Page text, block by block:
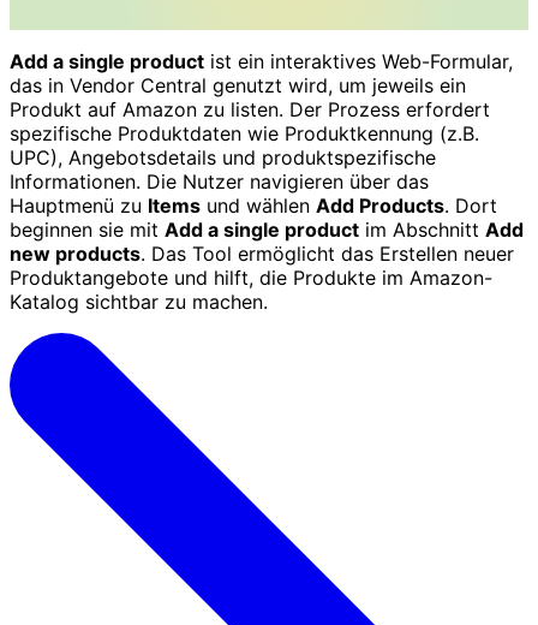
Add a single product ist ein interaktives Web-Formular,
das in Vendor Central genutzt wird, um jeweils ein
Produkt auf Amazon zu listen. Der Prozess erfordert
spezifische Produktdaten wie Produktkennung (z.B.
UPC), Angebotsdetails und produktspezifische
Informationen. Die Nutzer navigieren über das
Hauptmenü zu Items und wählen Add Products. Dort
beginnen sie mit Add a single product im Abschnitt Add
new products. Das Tool ermöglicht das Erstellen neuer
Produktangebote und hilft, die Produkte im Amazon-
Katalog sichtbar zu machen.